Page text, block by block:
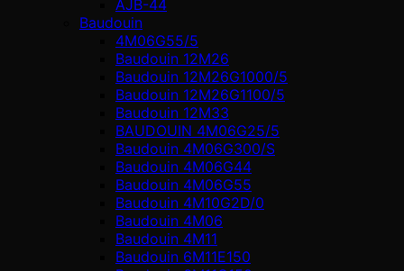
AJB-44
Baudouin
4M06G55/5
Baudouin 12M26
Baudouin 12M26G1000/5
Baudouin 12M26G1100/5
Baudouin 12M33
BAUDOUIN 4M06G25/5
Baudouin 4M06G300/S
Baudouin 4M06G44
Baudouin 4M06G55
Baudouin 4M10G2D/0
Baudouin 4М06
Baudouin 4М11
Baudouin 6M11E150